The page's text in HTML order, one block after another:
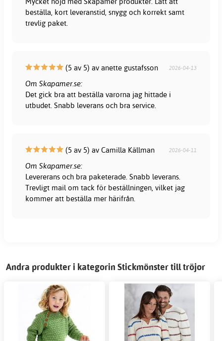
beställa, kort leveranstid, snygg och korrekt samt
trevlig paket.
(5 av 5) av anette gustafsson 2026-04-13
Om Skapamer.se:
Det gick bra att beställa varorna jag hittade i
utbudet. Snabb leverans och bra service.
(5 av 5) av Camilla Källman 2026-04-11
Om Skapamer.se:
Levererans och bra paketerade. Snabb leverans.
Trevligt mail om tack för beställningen, vilket jag
kommer att beställa mer härifrån.
Andra produkter i kategorin Stickmönster till tröjor